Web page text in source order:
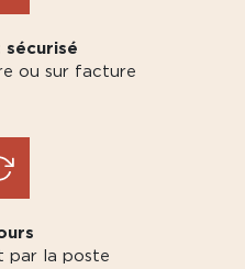
sécurisé
ou sur facture
par la poste